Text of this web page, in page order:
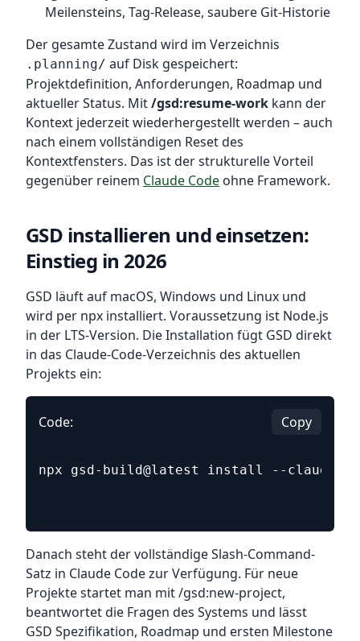
Meilensteins, Tag-Release, saubere Git-Historie
Der gesamte Zustand wird im Verzeichnis
.planning/ auf Disk gespeichert:
Projektdefinition, Anforderungen, Roadmap und
aktueller Status. Mit/gsd:resume-work kann der
Kontext jederzeit wiederhergestellt werden – auch
nach einem vollständigen Reset des
Kontextfensters. Das ist der strukturelle Vorteil
gegenüber reinem Claude Code ohne Framework.
GSD installieren und einsetzen:
Einstieg in 2026
GSD läuft auf macOS, Windows und Linux und
wird per npx installiert. Voraussetzung ist Node.js
in der LTS-Version. Die Installation fügt GSD direkt
in das Claude-Code-Verzeichnis des aktuellen
Projekts ein:
Code: Copy
npx gsd-build@latest install --claude
Danach steht der vollständige Slash-Command-
Satz in Claude Code zur Verfügung. Für neue
Projekte startet man mit /gsd:new-project,
beantwortet die Fragen des Systems und lässt
GSD Spezifikation, Roadmap und ersten Milestone